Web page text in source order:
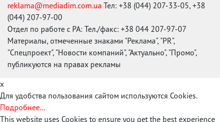
reklama@mediadim.com.ua Тел: +38 (044) 207-33-05, +38
(044) 207-97-00
Отдел по работе с РА: Тел./факс: +38 044 207-97-07
Материалы, отмеченные знаками "Реклама", "PR",
"Спецпроект", "Новости компаний", "Актуально", "Промо",
публикуются на правах рекламы
x
Для удобства пользования сайтом используются Cookies.
Подробнее...
This website uses Cookies to ensure you get the best experience